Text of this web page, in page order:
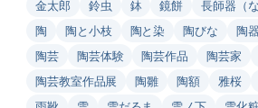
金太郎
鈴虫 鉢 鏡餅 長師器（
陶
陶と小枝 陶と染 陶びな 陶器
陶芸
陶芸体験 陶芸作品 陶芸家
陶芸教室作品展
陶雛 陶額 雅桜